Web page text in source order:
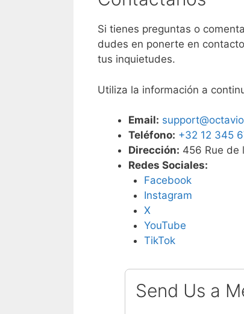
Si tienes preguntas o
dudes en ponerte en
tus inquietudes.
Utiliza la información a
Email:
Teléfono: +32 12 345
Dirección: 456 Rue de
Redes Sociales:
Facebook
Instagram
X
YouTube
TikTok
Send Us a